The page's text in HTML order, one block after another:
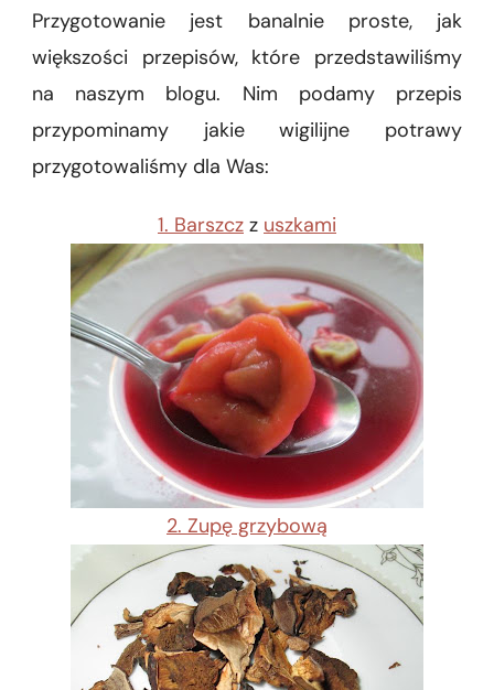
Przygotowanie jest banalnie proste, jak
większości przepisów, które przedstawiliśmy
na naszym blogu. Nim podamy przepis
przypominamy jakie wigilijne potrawy
przygotowaliśmy dla Was:
1. Barszcz z uszkami
2. Zupę grzybową